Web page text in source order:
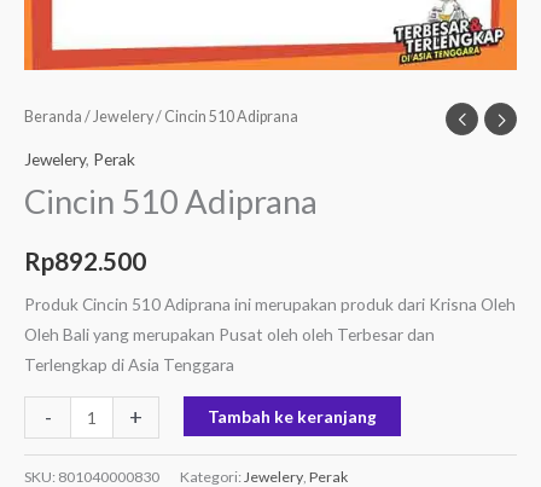
Beranda /Jewelery/ Cincin 510 Adiprana
Jewelery, Perak
Cincin 510 Adiprana
Rp892.500
Produk Cincin 510 Adiprana ini merupakan produk dari Krisna Oleh
Oleh Bali yang merupakan Pusat oleh oleh Terbesar dan
Terlengkap di Asia Tenggara
- + Tambah ke keranjang
SKU: 801040000830 Kategori: Jewelery Perak